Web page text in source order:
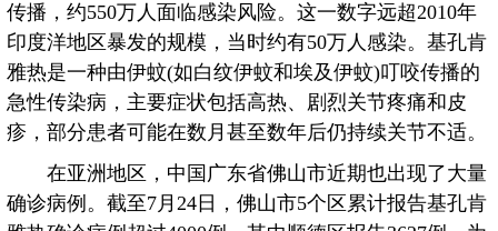
传播，约550万人面临感染风险。这一数字远超2010年
印度洋地区暴发的规模，当时约有50万人感染。基孔肯
雅热是一种由伊蚊(如白纹伊蚊和埃及伊蚊)叮咬传播的
急性传染病，主要症状包括高热、剧烈关节疼痛和皮
疹，部分患者可能在数月甚至数年后仍持续关节不适。
在亚洲地区，中国广东省佛山市近期也出现了大量
确诊病例。截至7月24日，佛山市5个区累计报告基孔肯